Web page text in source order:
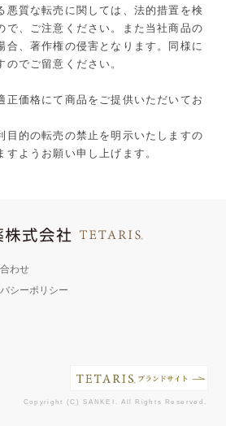
悪質な転売に関しては、法的措置を検
で、ご注意ください。また当社商品の
合、著作権の侵害となります。同様に
でご留意ください。
正価格にて商品をご提供いただいてお
目的の転売の禁止を明示いたしますの
ようお願い申し上げます。
わせ
シーポリシー
Copyright (C) SANKEI. All Rights Reserved.